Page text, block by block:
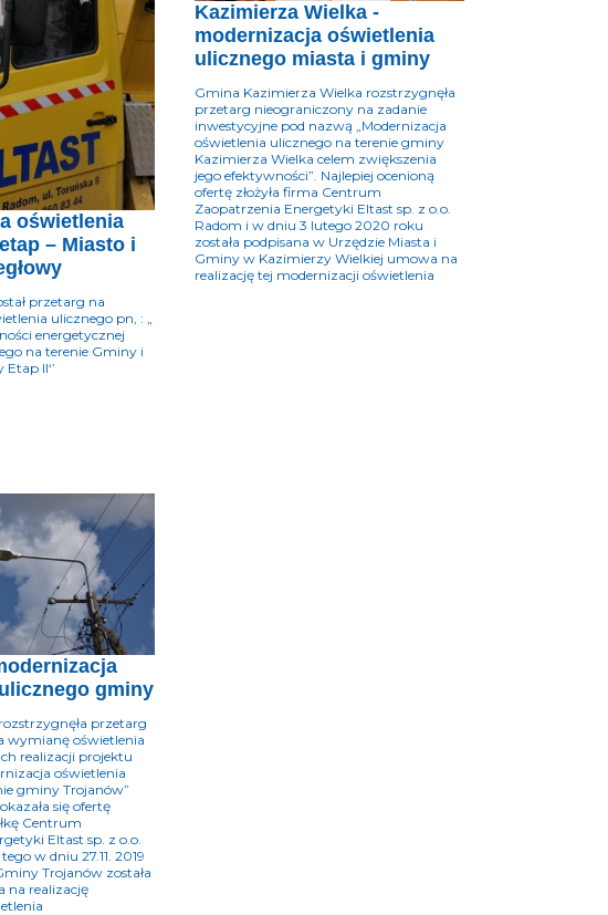
oświetlenia
– Miasto i
przetarg na
ulicznego pn, : „
energetycznej
na terenie Gminy i
II‘’
Kazimierza Wielka -
modernizacja oświetlenia
ulicznego miasta i gminy
Gmina Kazimierza Wielka rozstrzygnęła
przetarg nieograniczony na zadanie
inwestycyjne pod nazwą „Modernizacja
oświetlenia ulicznego na terenie gminy
Kazimierza Wielka celem zwiększenia
jego efektywności”. Najlepiej ocenioną
ofertę złożyła firma Centrum
Zaopatrzenia Energetyki Eltast sp. z o.o.
Radom i w dniu 3 lutego 2020 roku
została podpisana w Urzędzie Miasta i
Gminy w Kazimierzy Wielkiej umowa na
realizację tej modernizacji oświetlenia
gminy
przetarg
wymianę oświetlenia
realizacji projektu
oświetlenia
gminy Trojanów”
się ofertę
Centrum
Eltast sp. z o.o.
w dniu 27.11. 2019
Trojanów została
na realizację